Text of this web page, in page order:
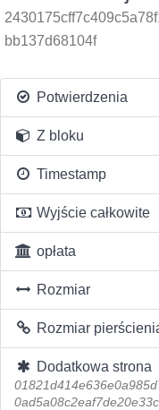
bb137d68104f
Potwierdzenia
Z bloku
Timestamp
Wyjście całkowite
opłata
Rozmiar
Rozmiar
Dodatkowa strona